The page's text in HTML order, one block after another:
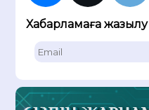
Хабарламаға жазылу